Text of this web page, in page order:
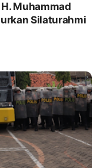
Muhammad
Silaturahmi